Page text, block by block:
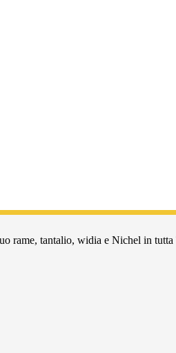
rame, tantalio, widia e Nichel in tutta